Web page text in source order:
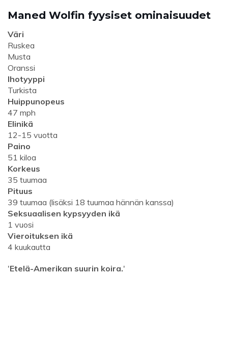
Maned Wolfin fyysiset ominaisuudet
Väri
Ruskea
Musta
Oranssi
Ihotyyppi
Turkista
Huippunopeus
47 mph
Elinikä
12-15 vuotta
Paino
51 kiloa
Korkeus
35 tuumaa
Pituus
39 tuumaa (lisäksi 18 tuumaa hännän kanssa)
Seksuaalisen kypsyyden ikä
1 vuosi
Vieroituksen ikä
4 kuukautta
'Etelä-Amerikan suurin koira.'